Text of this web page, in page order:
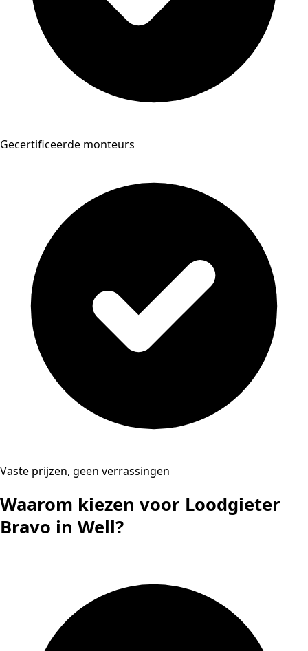
Gecertificeerde monteurs
Vaste prijzen, geen verrassingen
Waarom kiezen voor Loodgieter
Bravo in Well?